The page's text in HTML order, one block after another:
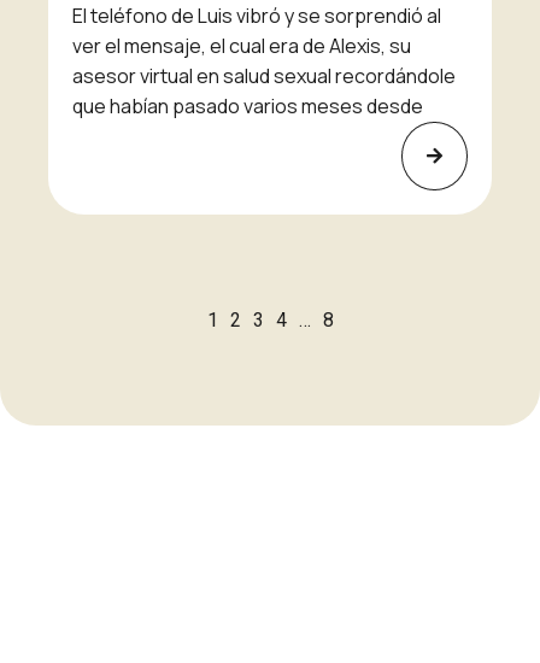
El teléfono de Luis vibró y se sorprendió al
ver el mensaje, el cual era de Alexis, su
asesor virtual en salud sexual recordándole
que habían pasado varios meses desde
1 2 3 4 … 8